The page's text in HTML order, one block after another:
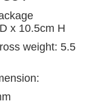
x 10.5cm H
weight: 5.5